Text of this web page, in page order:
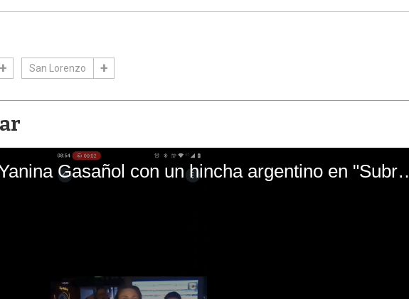
San Lorenzo
El mal momento de Yanina